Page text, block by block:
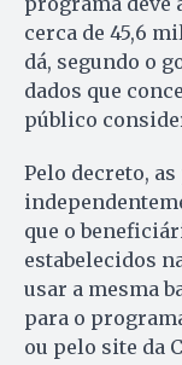
cerca de 45,6
dá, segundo o
dados que
público
Pelo decreto,
que o
estabelecidos
usar a mesma
para o
ou pelo site da